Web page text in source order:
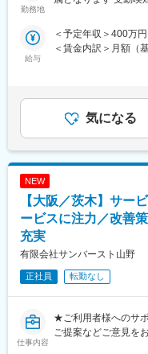
変更の範囲：会社の
試験（治験）をサポ
＜具体的に＞
患者さんが治験に参
治験が成功するため
に貢献できるやりが
※担当する医療機関
■治験コーディネー
患者さんに治験の内
と連携することで伝
（2）スケジュール管
なく通えるように予
（3）医療の知識：
薬の種類や副作用、
増えていきます。薬
も多いです。
（4）パソコンや書
検査の結果を記録し
勤務地
給与
＜予定年収＞400万
＜賃金内訳＞月額（
る可能性があります
気になる
NEW
【大阪／茨木】サー
ービスに注力／改善
充実
有限会社サンバースト山野
正社員 転勤なし
仕事内容
★ご利用者様へのサ
ご提案などご意見を